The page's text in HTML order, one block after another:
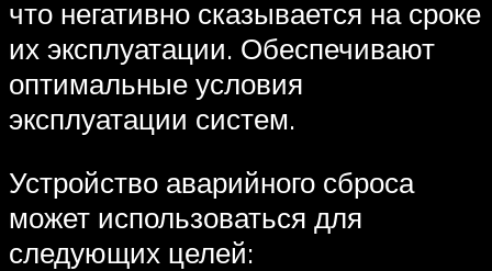
что негативно сказывается на сроке
их эксплуатации. Обеспечивают
оптимальные условия
эксплуатации систем.
Устройство аварийного сброса
может использоваться для
следующих целей: